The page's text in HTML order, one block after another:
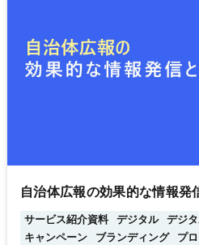
自治体広報の効果的な情報発
サービス紹介資料 デジタル
デジ
キャンペーン
ブランディング プ